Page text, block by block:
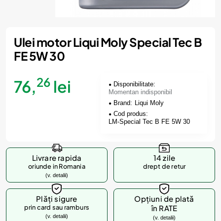
Momentan indisponibil
Ulei motor Liqui Moly Special Tec B
FE 5W 30
76,26 lei
Disponibilitate:
Momentan indisponibil
Brand: Liqui Moly
Cod produs:
LM-Special Tec B FE 5W 30
Livrare rapida
oriunde in Romania
(v. detalii)
14 zile
drept de retur
Plăți sigure
prin card sau ramburs
(v. detalii)
Opțiuni de plată
în RATE
(v. detalii)